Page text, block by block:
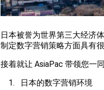
日本被誉为世界第三大经济
制定数字营销策略方面具有
接着就让 AsiaPac 带领您一
日本的数字营销环境